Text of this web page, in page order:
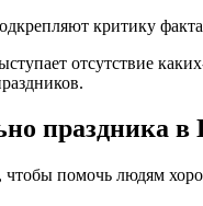
критику
отсутствие
праздника
чтобы помочь людям